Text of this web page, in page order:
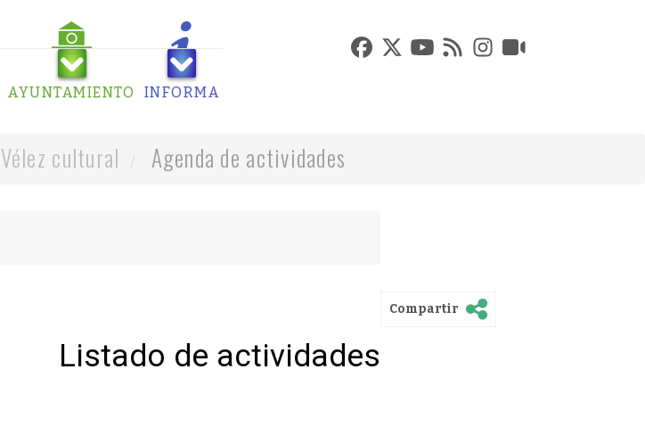
AYUNTAMIENTO INFORMA
Vélez cultural Agenda de actividades
Compartir
Listado de actividades